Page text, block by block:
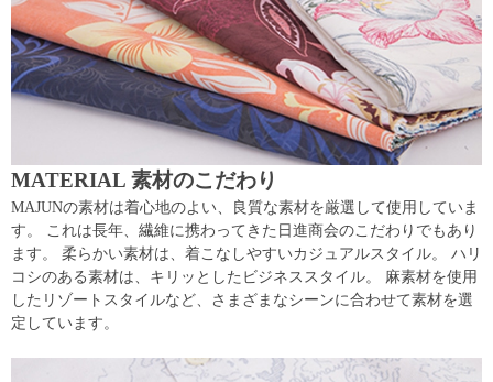
MATERIAL 素材のこだわり
MAJUNの素材は着心地のよい、良質な素材を厳選して使用していま
す。 これは長年、繊維に携わってきた日進商会のこだわりでもあり
ます。 柔らかい素材は、着こなしやすいカジュアルスタイル。 ハリ
コシのある素材は、キリッとしたビジネススタイル。 麻素材を使用
したリゾートスタイルなど、さまざまなシーンに合わせて素材を選
定しています。